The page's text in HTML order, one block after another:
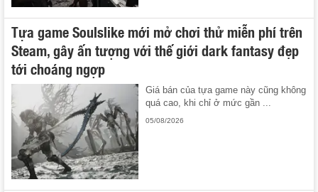
Tựa game Soulslike mới mở chơi thử miễn phí trên
Steam, gây ấn tượng với thế giới dark fantasy đẹp
tới choáng ngợp
Giá bán của tựa game này cũng không
quá cao, khi chỉ ở mức gần ...
05/08/2026